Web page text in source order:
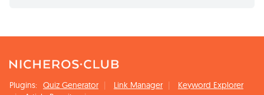
Plugins: Quiz Generator Link Manager
Keyword Explorer